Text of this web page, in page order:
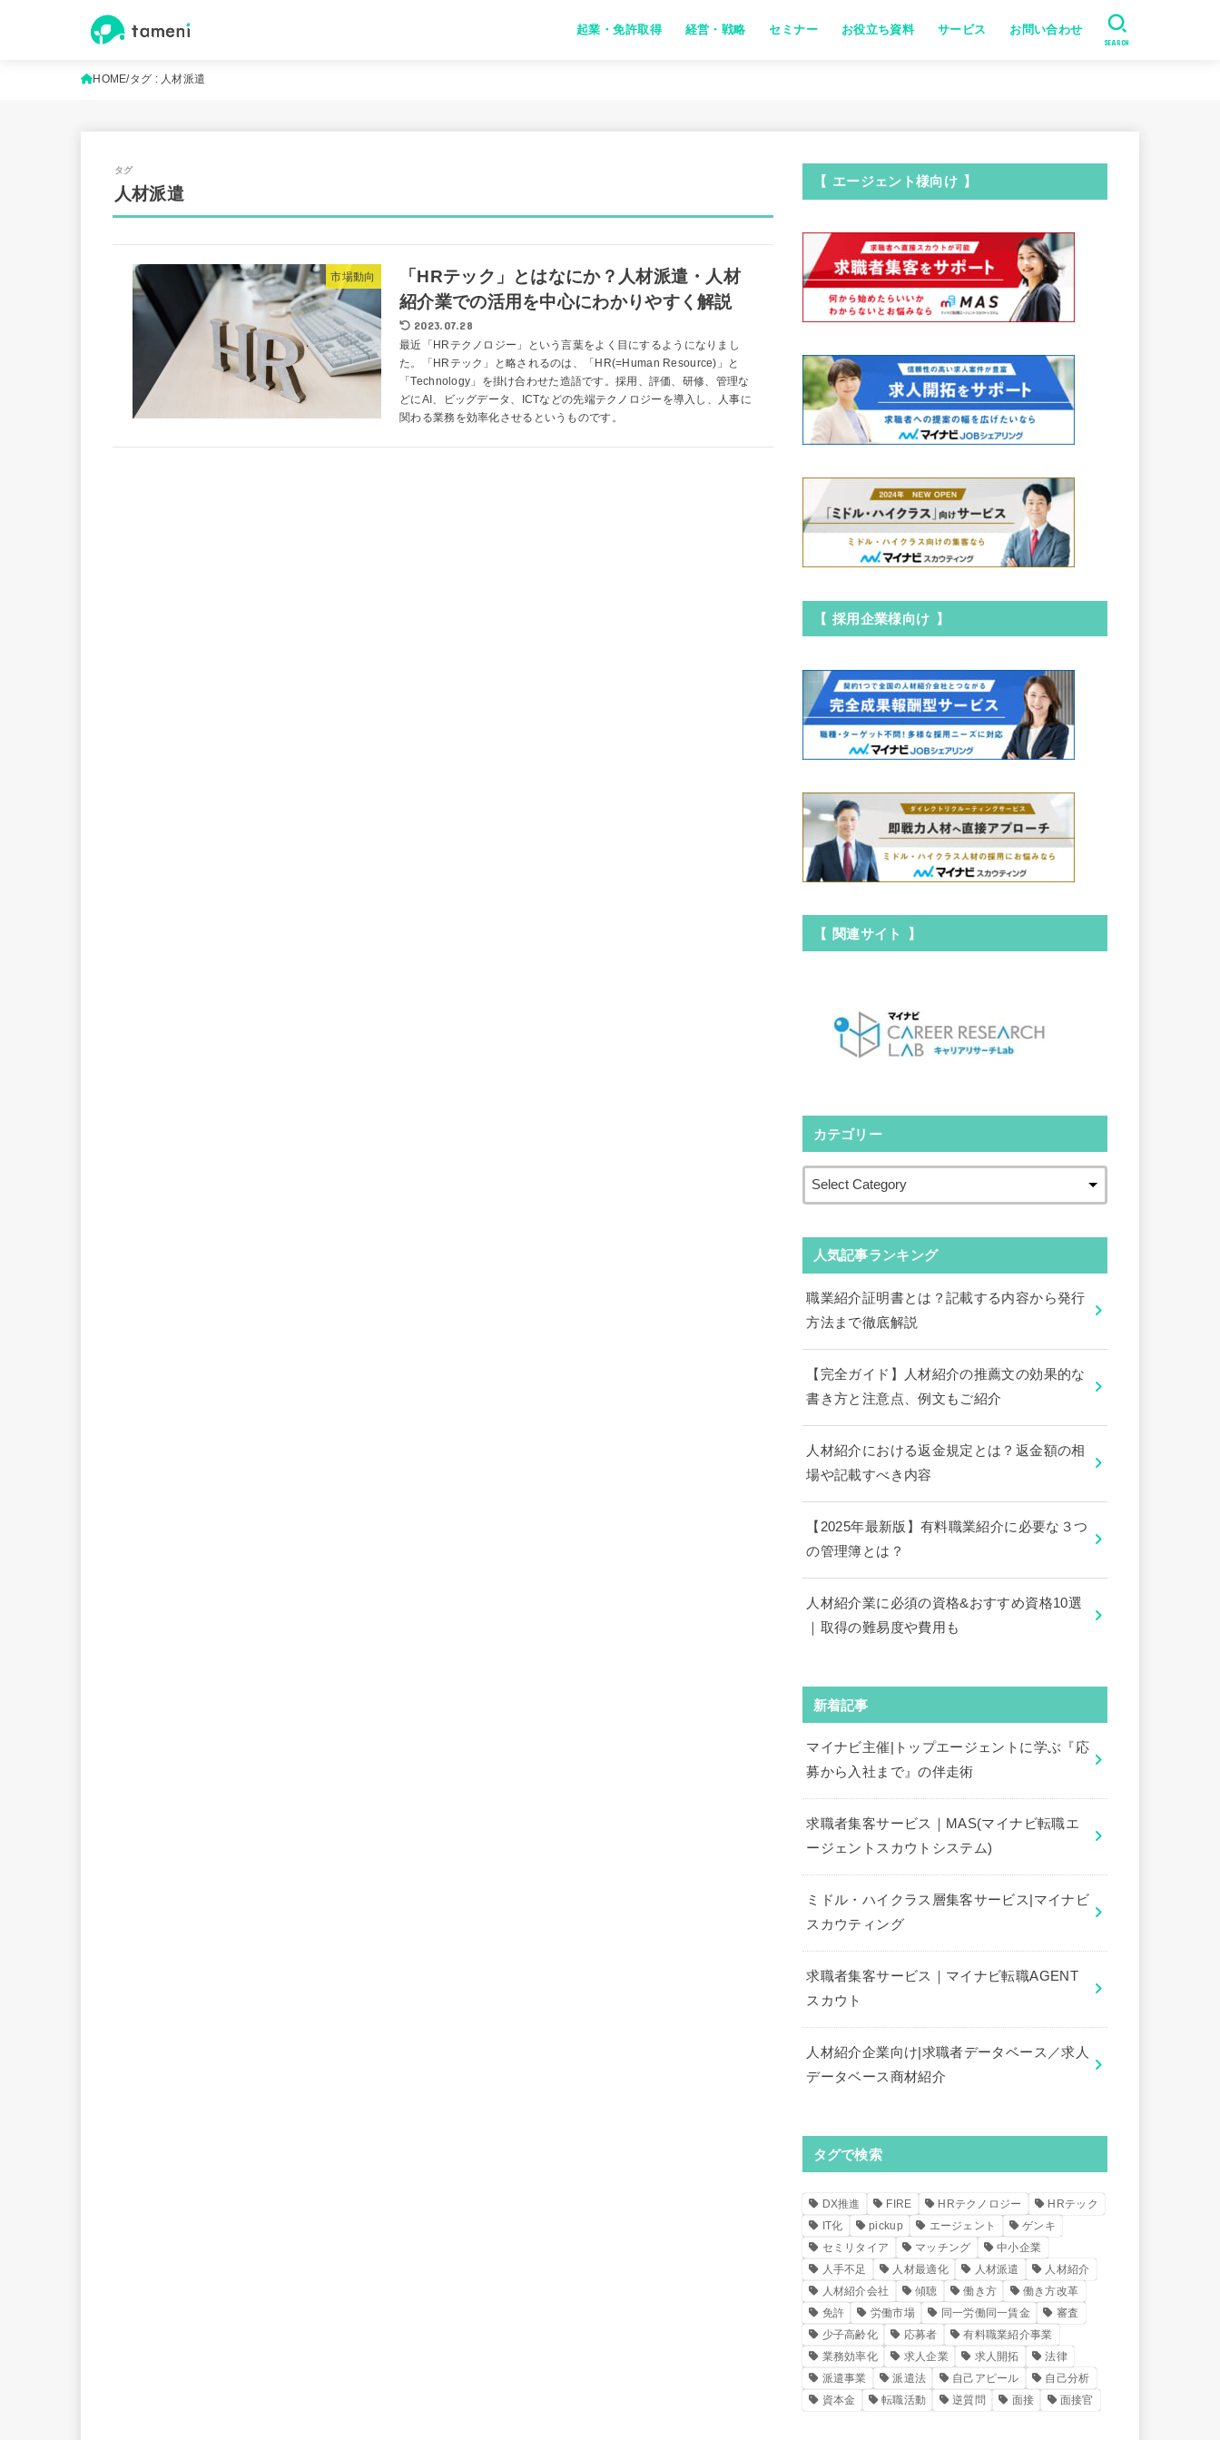
起業・免許取得 経営・戦略 セミナー お役立ち資料 サービス お問い合わせ
SEARCH
HOME タグ : 人材派遣
人材派遣
市場動向
「HRテック」とはなにか？人材派遣・人材
紹介業での活用を中心にわかりやすく解説
2023.07.28
最近「HRテクノロジー」という言葉をよく目にするようになりまし
た。「HRテック」と略されるのは、「HR(=Human Resource)」と
「Technology」を掛け合わせた造語です。採用、評価、研修、管理な
どにAI、ビッグデータ、ICTなどの先端テクノロジーを導入し、人事に
関わる業務を効率化させるというものです。
【 エージェント様向け 】
【 採用企業様向け 】
【 関連サイト 】
カテゴリー
人気記事ランキング
職業紹介証明書とは？記載する内容から発行
方法まで徹底解説
【完全ガイド】人材紹介の推薦文の効果的な
書き方と注意点、例文もご紹介
人材紹介における返金規定とは？返金額の相
場や記載すべき内容
【2025年最新版】有料職業紹介に必要な３つ
の管理簿とは？
人材紹介業に必須の資格&おすすめ資格10選
｜取得の難易度や費用も
新着記事
マイナビ主催|トップエージェントに学ぶ『応
募から入社まで』の伴走術
求職者集客サービス｜MAS(マイナビ転職エ
ージェントスカウトシステム)
ミドル・ハイクラス層集客サービス|マイナビ
スカウティング
求職者集客サービス｜マイナビ転職AGENT
スカウト
人材紹介企業向け|求職者データベース／求人
データベース商材紹介
タグで検索
DX推進 FIRE HRテクノロジー
HRテック
IT化
pickup エージェント
ゲンキ
セミリタイア
マッチング
中小企業
人手不足
人材最適化 人材派遣
人材紹介
人材紹介会社
傾聴 働き方
働き方改革
免許
労働市場 同一労働同一賃金
審査
少子高齢化
応募者
有料職業紹介事業
業務効率化
求人企業 求人開拓
法律
派遣事業
派遣法 自己アピール
自己分析
資本金
転職活動 逆質問 面接 面接官